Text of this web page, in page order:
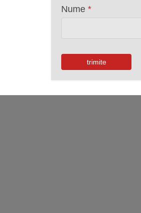
Nume *